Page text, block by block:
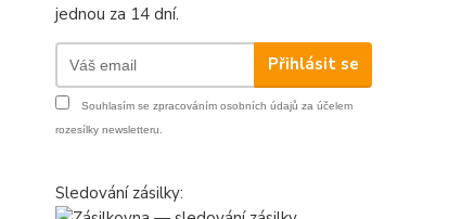
jednou za 14 dní.
Přihlásit se
Souhlasím se zpracováním osobních údajů za účelem
rozesílky newsletteru.
Sledování zásilky: